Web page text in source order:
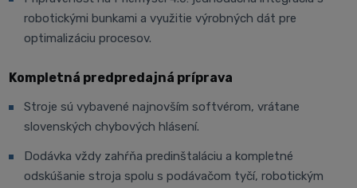
robotickými bunkami a využitie výrobných dát pre
optimalizáciu procesov.
Kompletná predpredajná príprava
Stroje sú vybavené najnovším softvérom, vrátane
slovenských chybových hlásení.
Dodávka vždy zahŕňa predinštaláciu a kompletné
odskúšanie stroja spolu s podávačom tyčí, robotickým